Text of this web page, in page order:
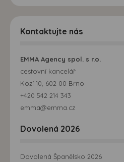
Kontaktujte nás
EMMA Agency spol. s r.o.
cestovní kancelář
Kozí 10, 602 00 Brno
+420 542 214 343
emma@emma.cz
Dovolená 2026
Dovolená Španělsko 2026